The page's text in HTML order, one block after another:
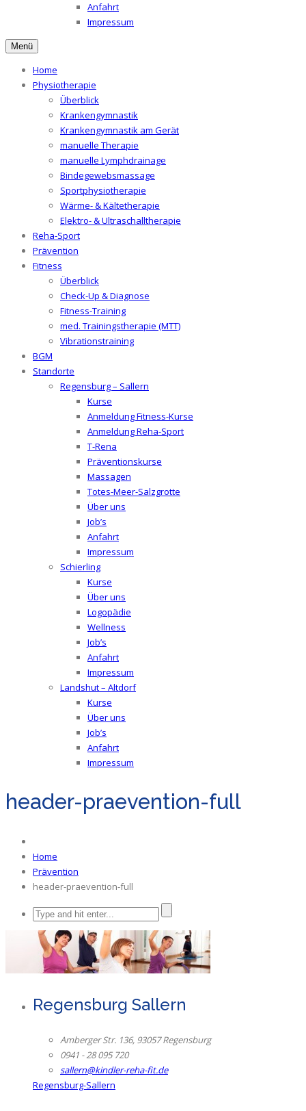
Anfahrt
Impressum
Menü
Home
Physiotherapie
Überblick
Krankengymnastik
Krankengymnastik am Gerät
manuelle Therapie
manuelle Lymphdrainage
Bindegewebsmassage
Sportphysiotherapie
Wärme- & Kältetherapie
Elektro- & Ultraschalltherapie
Reha-Sport
Prävention
Fitness
Überblick
Check-Up & Diagnose
Fitness-Training
med. Trainingstherapie (MTT)
Vibrationstraining
BGM
Standorte
Regensburg – Sallern
Kurse
Anmeldung Fitness-Kurse
Anmeldung Reha-Sport
T-Rena
Präventionskurse
Massagen
Totes-Meer-Salzgrotte
Über uns
Job’s
Anfahrt
Impressum
Schierling
Kurse
Über uns
Logopädie
Wellness
Job’s
Anfahrt
Impressum
Landshut – Altdorf
Kurse
Über uns
Job’s
Anfahrt
Impressum
header-praevention-full
Home
Prävention
header-praevention-full
Regensburg Sallern
Amberger Str. 136, 93057 Regensburg
0941 - 28 095 720
sallern@kindler-reha-fit.de
Regensburg-Sallern